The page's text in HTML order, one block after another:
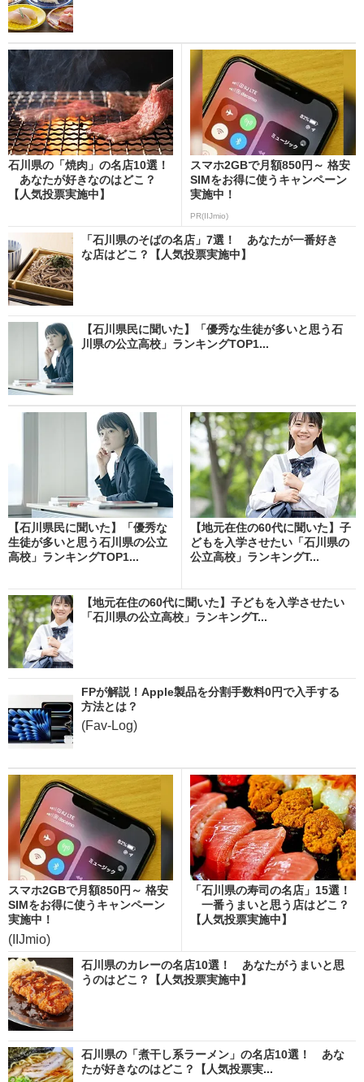
石川県の「焼肉」の名店10選！
あなたが好きなのはどこ？
【人気投票実施中】
スマホ2GBで月額850円～ 格安
SIMをお得に使うキャンペーン
実施中！
PR(IIJmio)
「石川県のそばの名店」7選！ あなたが一番好き
な店はどこ？【人気投票実施中】
【石川県民に聞いた】「優秀な生徒が多いと思う石
川県の公立高校」ランキングTOP1...
【石川県民に聞いた】「優秀な
生徒が多いと思う石川県の公立
高校」ランキングTOP1...
【地元在住の60代に聞いた】子
どもを入学させたい「石川県の
公立高校」ランキングT...
【地元在住の60代に聞いた】子どもを入学させたい
「石川県の公立高校」ランキングT...
FPが解説！Apple製品を分割手数料0円で入手する
方法とは？
(Fav-Log)
スマホ2GBで月額850円～ 格安
SIMをお得に使うキャンペーン
実施中！
(IIJmio)
「石川県の寿司の名店」15選！
一番うまいと思う店はどこ？
【人気投票実施中】
石川県のカレーの名店10選！ あなたがうまいと思
うのはどこ？【人気投票実施中】
石川県の「煮干し系ラーメン」の名店10選！ あな
たが好きなのはどこ？【人気投票実...